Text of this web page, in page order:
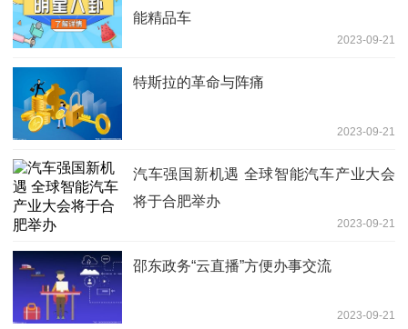
能精品车
2023-09-21
特斯拉的革命与阵痛
2023-09-21
汽车强国新机遇 全球智能汽车产业大会
将于合肥举办
2023-09-21
邵东政务“云直播”方便办事交流
2023-09-21